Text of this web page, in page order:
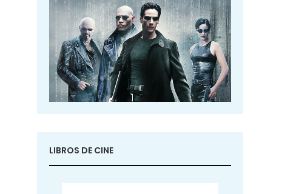
LIBROS DE CINE